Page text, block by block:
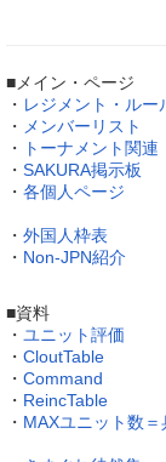
■メイン・ページ
・ レジメント・ルー
・ メンバーリスト
・
トーナメント関連
・ SAKURA掲示板
・ 各個人ページ
・ 外国人枠表
・ Non-JPN紹介
■資料
・ ユニット評価
・ CloutTable
・ Command
・ ReincTable
・ MAXユニット数＝